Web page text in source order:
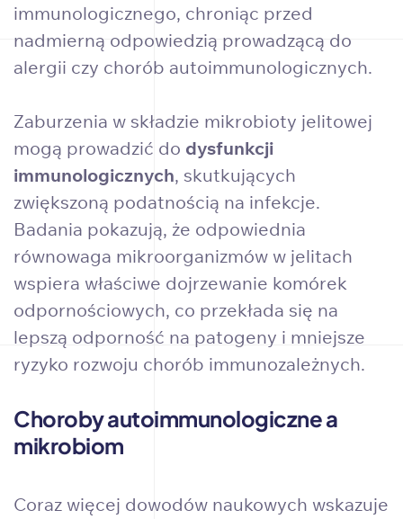
immunologicznego, chroniąc przed
nadmierną odpowiedzią prowadzącą do
alergii czy chorób autoimmunologicznych.
Zaburzenia w składzie mikrobioty jelitowej
mogą prowadzić do dysfunkcji
immunologicznych, skutkujących
zwiększoną podatnością na infekcje.
Badania pokazują, że odpowiednia
równowaga mikroorganizmów w jelitach
wspiera właściwe dojrzewanie komórek
odpornościowych, co przekłada się na
lepszą odporność na patogeny i mniejsze
ryzyko rozwoju chorób immunozależnych.
Choroby autoimmunologiczne a
mikrobiom
Coraz więcej dowodów naukowych wskazuje